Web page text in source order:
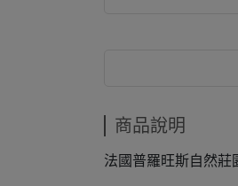
商品說明
法國普羅旺斯自然莊